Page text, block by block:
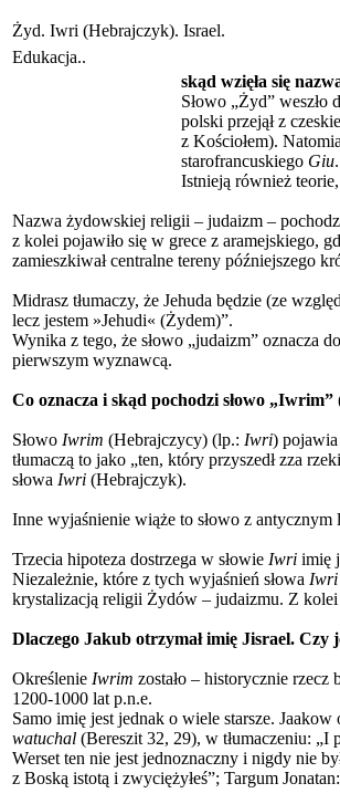
Żyd. Iwri (Hebrajczyk). Israel.
Edukacja..
skąd wzięła się
Słowo „Żyd”
polski przejął z
z Kościołem).
starofrancuskiego Giu
Istnieją również
Nazwa żydowskiej religii – judaizm –
z kolei pojawiło się w grece z aramejskiego,
zamieszkiwał centralne tereny późniejszego
Midrasz tłumaczy, że Jehuda będzie (ze
lecz jestem »Jehudi« (Żydem)”.
Wynika z tego, że słowo „judaizm” oznacza
pierwszym wyznawcą.
Co oznacza i skąd pochodzi słowo
Słowo Iwrim (Hebrajczycy) (lp.: Iwri)
tłumaczą to jako „ten, który przyszedł zza
słowa Iwri (Hebrajczyk).
Inne wyjaśnienie wiąże to słowo z antycznym
Trzecia hipoteza dostrzega w słowie Iwri imię
Niezależnie, które z tych wyjaśnień słowa Iwri
krystalizacją religii Żydów – judaizmu. Z kolei
Dlaczego Jakub otrzymał imię Jisrael. Czy
Określenie Iwrim zostało – historycznie rzecz
1200-1000 lat p.n.e.
Samo imię jest jednak o wiele starsze. Jaakow
watuchal (Bereszit 32, 29), w tłumaczeniu: „I
Werset ten nie jest jednoznaczny i nigdy nie
z Boską istotą i zwyciężyłeś”; Targum